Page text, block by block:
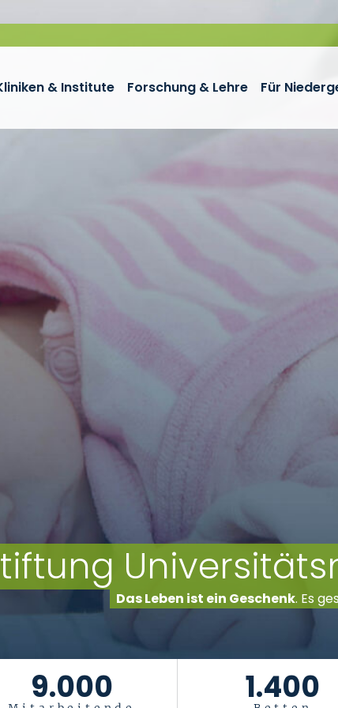
Das Leben ist ein Geschenk. Es
9.000 1.400
& Institute Forschung & Lehre Für